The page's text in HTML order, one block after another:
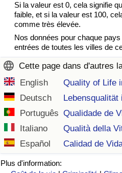
Si la valeur est 0, cela signifie
faible, et si la valeur est 100,
comme très élevée.
Nos données pour chaque
entrées de toutes les villes de
Cette page dans d'autres
English
Quality of Life
Deutsch
Lebensqualität
Português Qualidade de
Italiano
Qualità della
Español
Calidad de
Plus d'information:
Indice des soins de santé
Indice des soins de santé
Pollution
Indice de Pollution (Actuel)
Indice de pollution
Indice de Pollution par Pays
Trafic